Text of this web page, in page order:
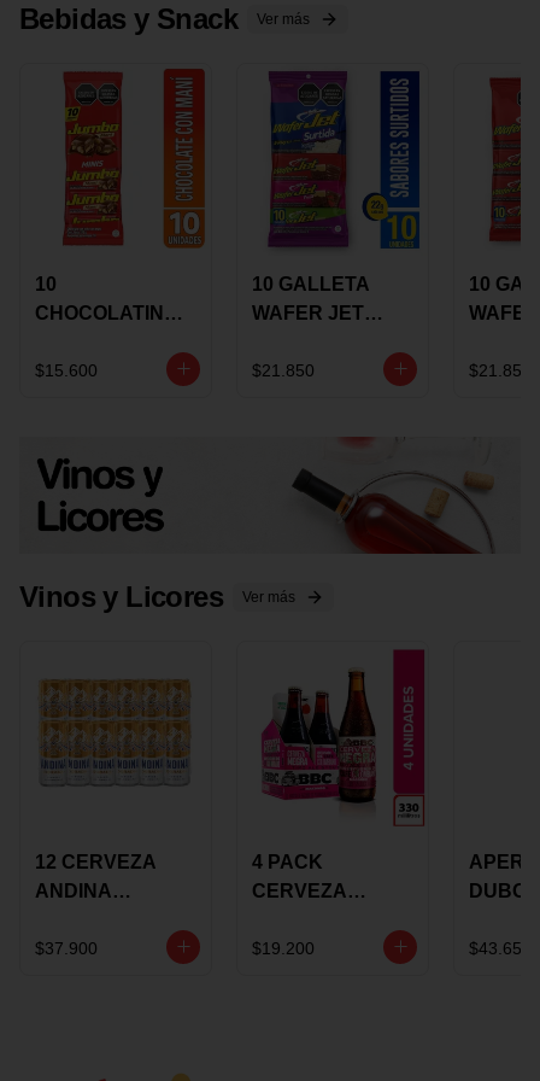
Bebidas y Snack Ver más
10
CHOCOLATINA
17 GRS
$15.600
10 GALLETA
WAFER JET
GRS
$21.850
10
GRS
$21.850
Vinos y Licores Ver más
12 CERVEZA
ANDINA
LATON
$37.900
4 PACK
CERVEZA
ROSE BBC
$19.200
VINO
$43.650